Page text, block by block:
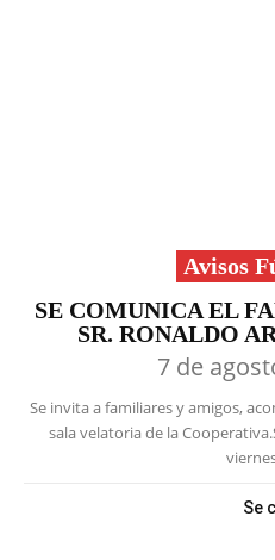
Avisos
SE COMUNICA EL
SR. RONALDO
7 de
Se invita a familiares y amigos,
sala velatoria de la
Se